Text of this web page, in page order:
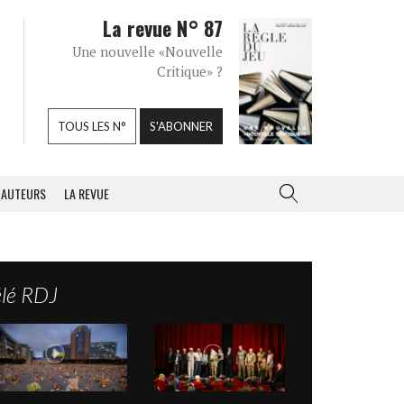
La revue N° 87
Une nouvelle «Nouvelle
Critique» ?
TOUS LES N° S'ABONNER
AUTEURS LA REVUE
RDJ